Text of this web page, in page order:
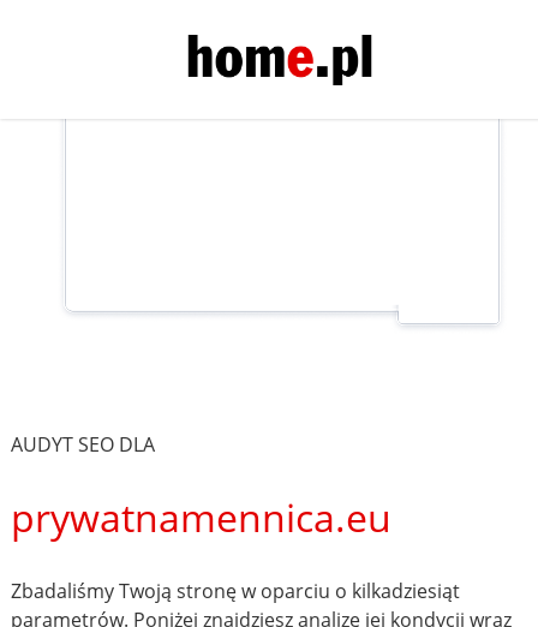
AUDYT SEO DLA
prywatnamennica.eu
Zbadaliśmy Twoją stronę w oparciu o kilkadziesiąt
parametrów. Poniżej znajdziesz analizę jej kondycji wraz